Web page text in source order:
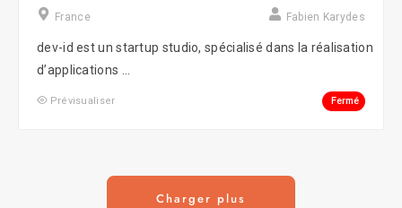
France Fabien Karydes
dev-id est un startup studio, spécialisé dans la réalisation
d’applications ...
Prévisualiser Fermé
Charger plus